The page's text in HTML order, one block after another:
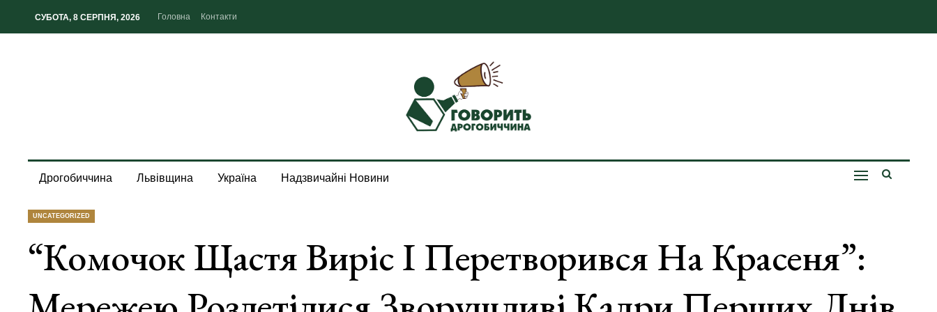
СУБОТА, 8 СЕРПНЯ, 2026 Головна Контакти
Дрогобиччина Львівщина Україна Надзвичайні Новини
UNCATEGORIZED
“Комочок Щастя Виріс І Перетворився На Красеня”: